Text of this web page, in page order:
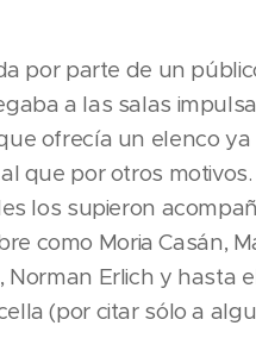
por parte de un
a las salas
ofrecía un elenco ya
que por otros
los supieron
como Moria Casán,
Norman Erlich y hasta
(por citar sólo a